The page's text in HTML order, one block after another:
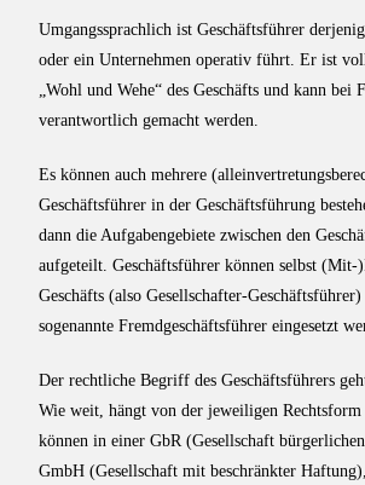
Umgangssprachlich ist Geschäftsführer
oder ein Unternehmen operativ führt. Er ist
„Wohl und Wehe“ des Geschäfts und kann bei
verantwortlich gemacht werden.
Es können auch mehrere
Geschäftsführer in der Geschäftsführung
dann die Aufgabengebiete zwischen den
aufgeteilt. Geschäftsführer können selbst (Mit-
Geschäfts (also Gesellschafter-
sogenannte Fremdgeschäftsführer eingesetzt
Der rechtliche Begriff des Geschäftsführers
Wie weit, hängt von der jeweiligen Rechtsform
können in einer GbR (Gesellschaft
GmbH (Gesellschaft mit beschränkter